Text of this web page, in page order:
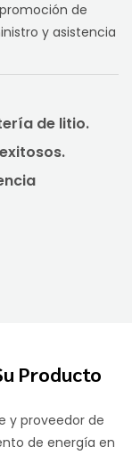
de
y asistencia
de litio.
Producto
y proveedor de
de energía en